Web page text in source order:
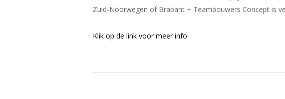
Zuid-Noorwegen of Brabant + Teambouwers Concept is
Klik op de link voor meer info